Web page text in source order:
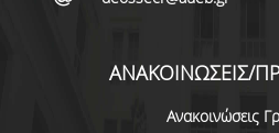
ΑΝΑΚΟΙΝΩΣΕΙΣ/
Ανακοινώσεις